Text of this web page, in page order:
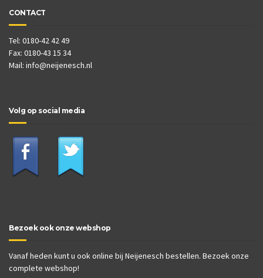
CONTACT
Tel: 0180-42 42 49
Fax: 0180-43 15 34
Mail: info@neijenesch.nl
Volg op social media
Bezoek ook onze webshop
Vanaf heden kunt u ook online bij Neijenesch bestellen. Bezoek onze
complete webshop!